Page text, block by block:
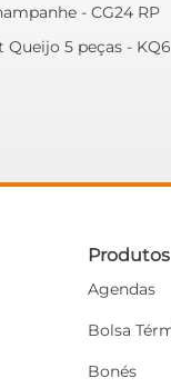
- CG24 RP
Queijo 5 peças - KQ6
Produtos
Agendas
Bolsa
Bonés